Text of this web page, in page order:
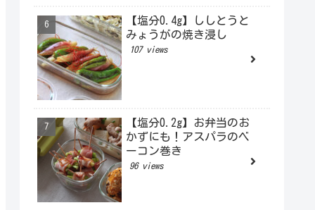
【塩分0.4g】ししとうと
みょうがの焼き浸し
107 views
【塩分0.2g】お弁当のお
かずにも！アスパラのベ
ーコン巻き
96 views